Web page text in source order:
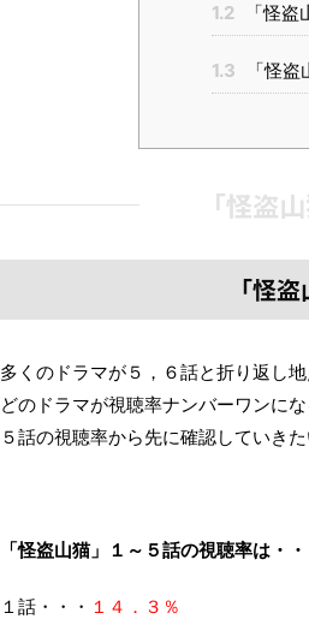
1.2 「怪盗
1.3 「怪
「怪盗
「怪
多くのドラマが５，６話と折り返し
どのドラマが視聴率ナンバーワンに
５話の視聴率から先に確認していき
「怪盗山猫」１～５話の視聴率は・・
１話・・・ １４．３％